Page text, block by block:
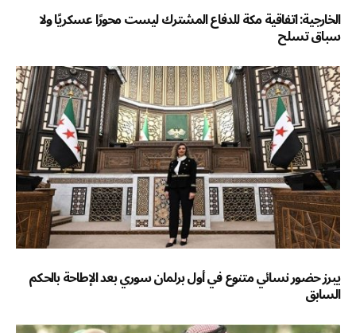
الخارجية: اتفاقية مكة للدفاع المشترك ليست محورًا عسكريًا ولا
سباق تسلح
يبرز حضور نسائي متنوع في أول برلمان سوري بعد الإطاحة بالحكم
السابق